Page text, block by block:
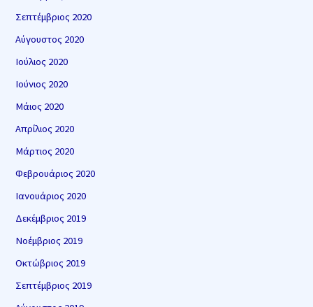
Σεπτέμβριος 2020
Αύγουστος 2020
Ιούλιος 2020
Ιούνιος 2020
Μάιος 2020
Απρίλιος 2020
Μάρτιος 2020
Φεβρουάριος 2020
Ιανουάριος 2020
Δεκέμβριος 2019
Νοέμβριος 2019
Οκτώβριος 2019
Σεπτέμβριος 2019